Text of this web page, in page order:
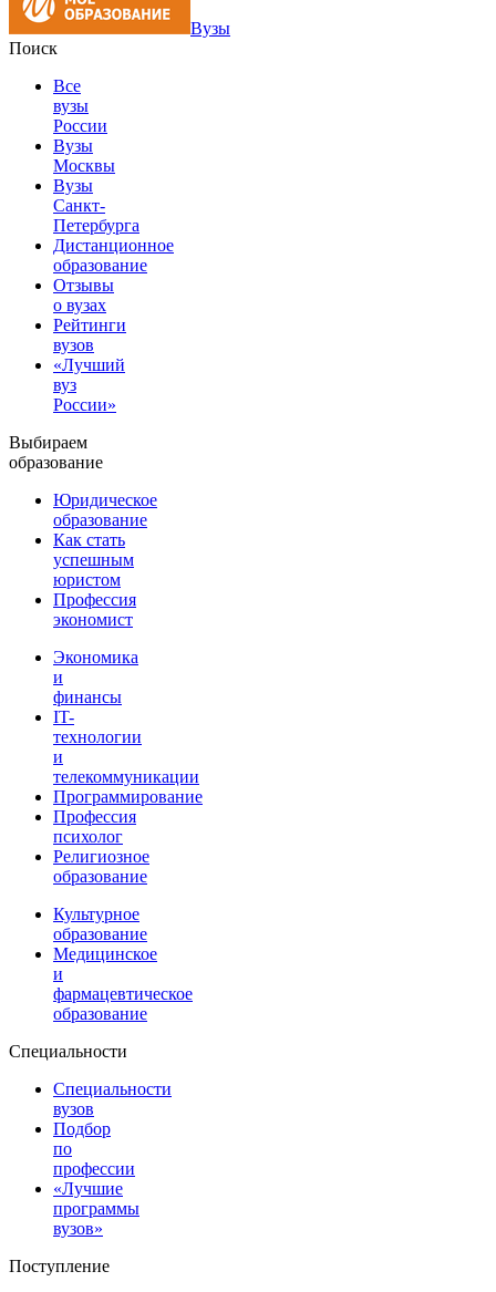
Вузы
Поиск
Все
вузы
России
Вузы
Москвы
Вузы
Санкт-
Петербурга
Дистанционное
образование
Отзывы
о вузах
Рейтинги
вузов
«Лучший
вуз
России»
Выбираем
образование
Юридическое
образование
Как стать
успешным
юристом
Профессия
экономист
Экономика
и
финансы
IT-
технологии
и
телекоммуникации
Программирование
Профессия
психолог
Религиозное
образование
Культурное
образование
Медицинское
и
фармацевтическое
образование
Специальности
Специальности
вузов
Подбор
по
профессии
«Лучшие
программы
вузов»
Поступление